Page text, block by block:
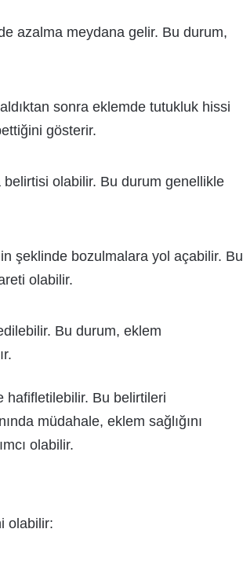
azalma meydana gelir. Bu durum,
sonra eklemde tutukluk hissi
gösterir.
belirtisi olabilir. Bu durum genellikle
şeklinde bozulmalara yol açabilir. Bu
olabilir.
Bu durum, eklem
hafifletilebilir. Bu belirtileri
müdahale, eklem sağlığını
olabilir.
olabilir: